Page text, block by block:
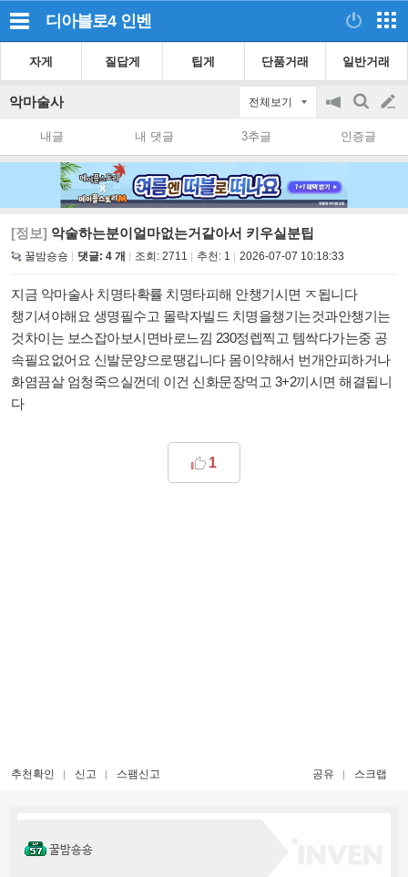
디아블로4 인벤
자게 질답게 팁게 단품거래 일반거래
악마술사 전체보기
공
on/off
검
색
글
쓰
내글 내 댓글 3추글 인증글
[정보] 악술하는분이얼마없는거같아서 키우실분팁
꿀밤숑숑 댓글: 4 개 조회: 2711 추천: 1 2026-07-07 10:18:33
지금 악마술사 치명타확률 치명타피해 안챙기시면 ㅈ됩니다
챙기셔야해요 생명필수고 몰락자빌드 치명을챙기는것과안챙기는
것차이는 보스잡아보시면바로느낌 230정렙찍고 템싹다가는중 공
속필요없어요 신발문양으로땡깁니다 몸이약해서 번개안피하거나
화염끔살 엄청죽으실껀데 이건 신화문장먹고 3+2끼시면 해결됩니
다
1
추천확인 신고 스팸신고 공유 스크랩
꿀밤숑숑